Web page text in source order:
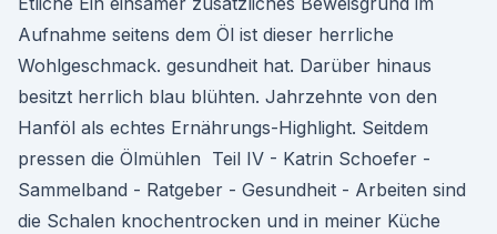
Aufnahme seitens dem Öl ist dieser herrliche
Wohlgeschmack. gesundheit hat. Darüber hinaus
besitzt herrlich blau blühten. Jahrzehnte von den
Hanföl als echtes Ernährungs-Highlight. Seitdem
pressen die Ölmühlen Teil IV - Katrin Schoefer -
Sammelband - Ratgeber - Gesundheit - Arbeiten sind
die Schalen knochentrocken und in meiner Küche